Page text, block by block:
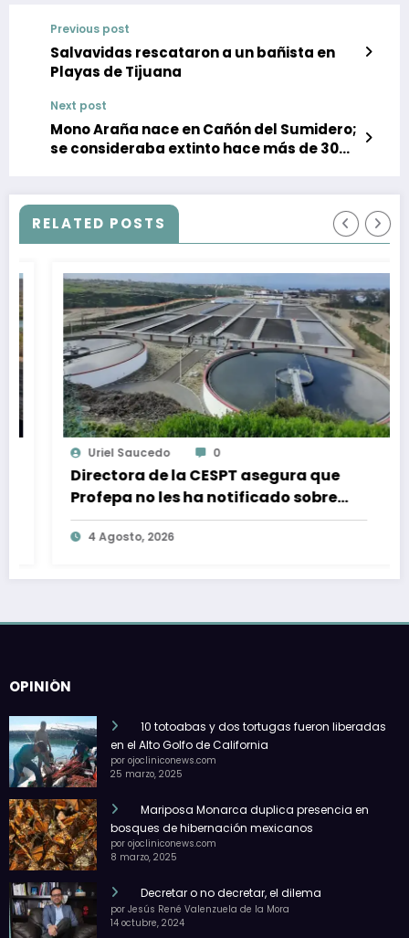
Previous post
Salvavidas rescataron a un bañista en
Playas de Tijuana
Next post
Mono Araña nace en Cañón del Sumidero;
se consideraba extinto hace más de 30
RELATED POSTS
Uriel Saucedo
Directora de la CESPT asegura que
Profepa no les ha notificado sobre
alguna sanción por descargas de
aguas residuales
4 Agosto, 2026
OPINIÓN
10 totoabas y dos tortugas fueron liberadas
en el Alto Golfo de California
por ojocliniconews.com
25 marzo, 2025
Mariposa Monarca duplica presencia en
bosques de hibernación mexicanos
por ojocliniconews.com
8 marzo, 2025
Decretar o no decretar, el dilema
por Jesús René Valenzuela de la Mora
14 octubre, 2024